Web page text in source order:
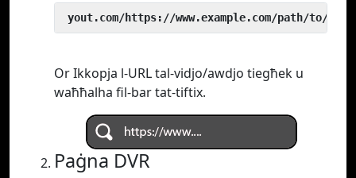
yout.com/https://www.example.com/path/to/
Or Ikkopja l-URL tal-vidjo/awdjo tiegħek u
waħħalha fil-bar tat-tiftix.
Paġna DVR